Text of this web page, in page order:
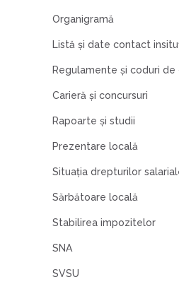
Organigramă
Listă şi date contact
Regulamente şi coduri de
Carieră şi concursuri
Rapoarte şi studii
Prezentare locală
Situația drepturilor
Sărbătoare locală
Stabilirea impozitelor
SNA
SVSU